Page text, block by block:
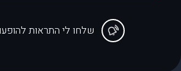
שלחו לי התראות